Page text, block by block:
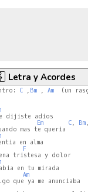
-
G#m
F#
Letra y Acordes
C , Bm , Am
(un
Em C, Bm
F
Am